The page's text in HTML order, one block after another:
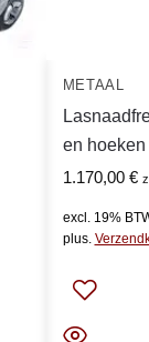
METAAL
en hoeken
1.170,00 €
excl. 19%
plus.